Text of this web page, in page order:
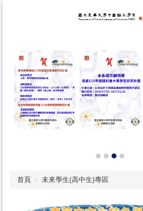
首頁 未來學生(高中生)專區